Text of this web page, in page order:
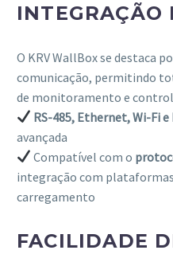
INTEGRAÇÃO
O KRV WallBox se destaca
comunicação, permitindo
de monitoramento e
RS-485, Ethernet, Wi-Fi
avançada
Compatível com o
integração com
carregamento
FACILIDADE